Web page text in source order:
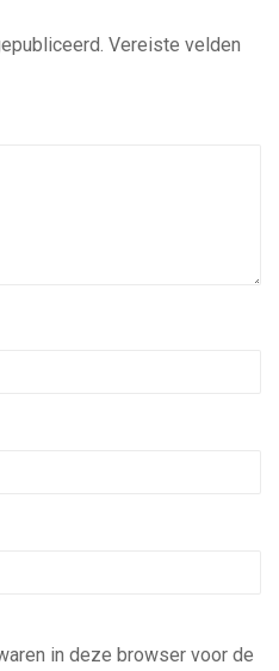
Vereiste velden
in deze browser voor de